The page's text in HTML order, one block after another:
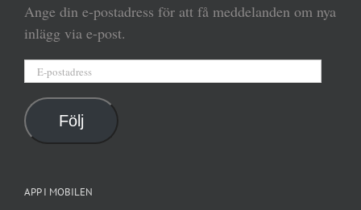
Ange din e-postadress för att få meddelanden om nya
inlägg via e-post.
Följ
APP I MOBILEN